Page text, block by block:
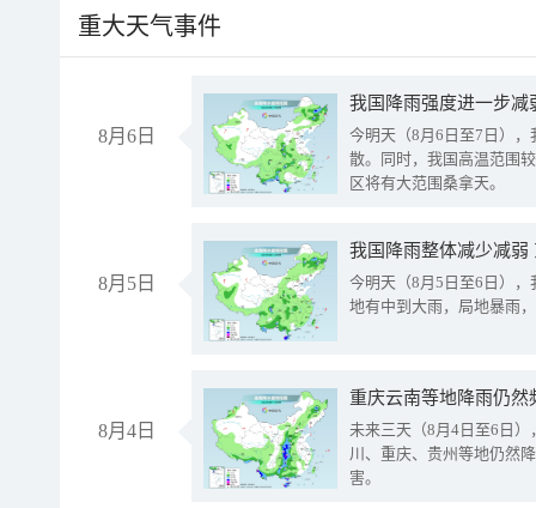
重大天气事件
8月6日
今明天（8月6日至7日）
散。同时，我国高温范围
区将有大范围桑拿天。
8月5日
我国降雨整体减少减弱
今明天（8月5日至6日）
地有中到大雨，局地暴雨
8月4日
重庆云南等地降雨仍然
未来三天（8月4日至6日
川、重庆、贵州等地仍然
害。